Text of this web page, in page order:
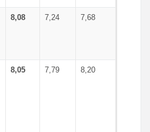
8,08 7,24 7,68
8,05 7,79 8,20